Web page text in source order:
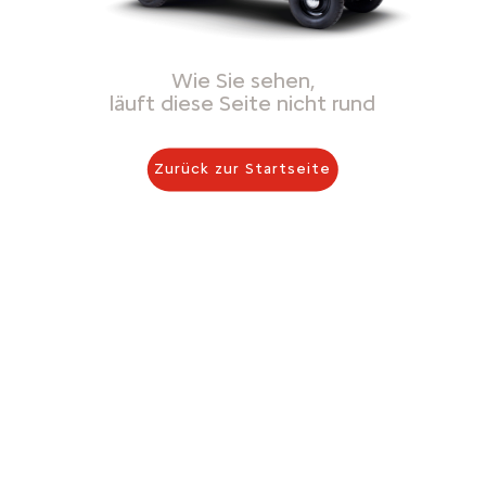
Wie Sie sehen,
läuft diese Seite nicht rund
Zurück zur Startseite